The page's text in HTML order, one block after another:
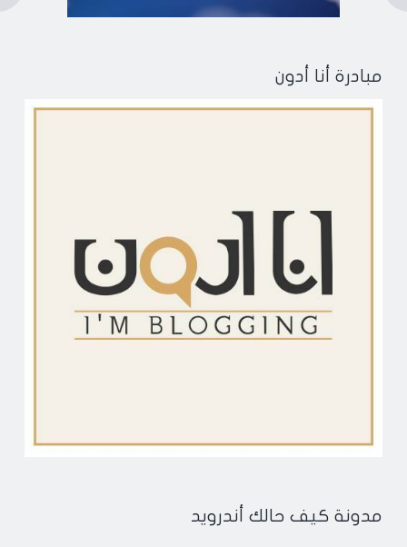
مبادرة أنا أدون
مدونة كيف حالك أندرويد